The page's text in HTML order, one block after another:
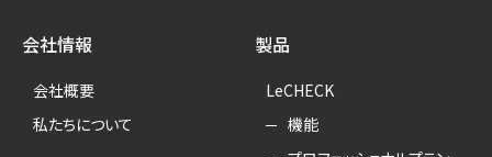
会社情報
会社概要
私たちについて
製品
LeCHECK
機能